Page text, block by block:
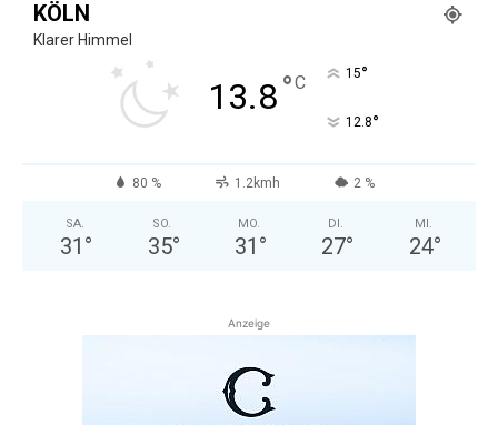
KÖLN
Klarer Himmel
13.8°C 15°
12.8°
80 % 1.2kmh 2 %
SA.
31 °
SO.
35°
MO.
31 °
DI.
27°
MI.
24°
Anzeige